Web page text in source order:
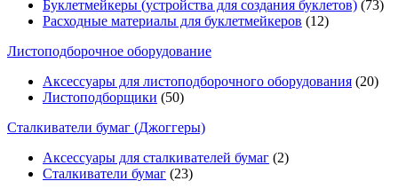
Буклетмейкеры (устройства для создания буклетов) (73)
Расходные материалы для буклетмейкеров (12)
Листоподборочное оборудование
Аксессуары для листоподборочного оборудования (20)
Листоподборщики (50)
Сталкиватели бумаг (Джоггеры)
Аксессуары для сталкивателей бумаг (2)
Сталкиватели бумаг (23)